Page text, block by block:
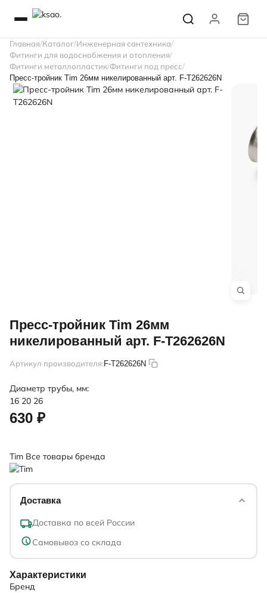
Главная Каталог Инженерная сантехника
Фитинги для водоснобжения и отопления
Фитинги металлопластик Фитинги под пресс
Пресс-тройник Tim 26мм никелированный арт. F-T262626N
Пресс-тройник Tim 26мм
никелированный арт. F-T262626N
Артикул производителя:F-T262626N
Диаметр трубы, мм:
16 20 26
630 ₽
Tim Все товары бренда
Доставка
Доставка по всей России
Самовывоз со склада
Характеристики
Бренд